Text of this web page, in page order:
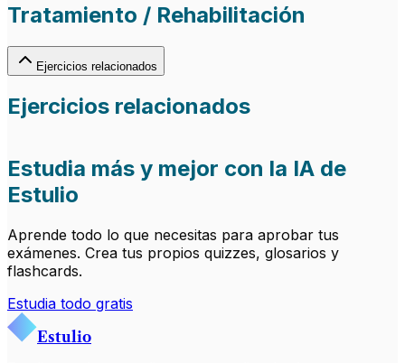
Tratamiento / Rehabilitación
Ejercicios relacionados
Ejercicios relacionados
Estudia más y mejor con la IA de
Estulio
Aprende todo lo que necesitas para aprobar tus
exámenes. Crea tus propios quizzes, glosarios y
flashcards.
Estudia todo gratis
Estulio